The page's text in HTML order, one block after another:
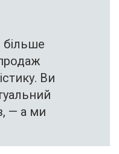
більше
Ви
— а ми